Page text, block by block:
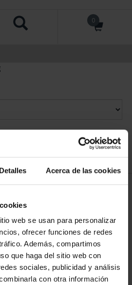
Detalles Acerca de las cookies
web se usan para personalizar
ofrecer funciones de redes
Además, compartimos
que haga del sitio web con
sociales, publicidad y análisis
con otra información
0